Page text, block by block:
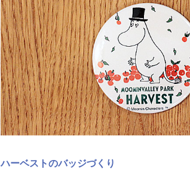
ハーベストのバッジづくり